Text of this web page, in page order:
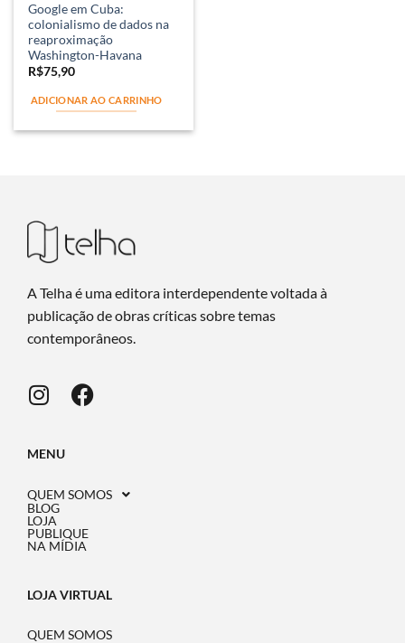
Google em Cuba:
colonialismo de dados na
reaproximação
Washington-Havana
R$75,90
ADICIONAR AO CARRINHO
A Telha é uma editora interdependente voltada à
publicação de obras críticas sobre temas
contemporâneos.
MENU
QUEM SOMOS
BLOG
LOJA
PUBLIQUE
NA MÍDIA
LOJA VIRTUAL
QUEM SOMOS